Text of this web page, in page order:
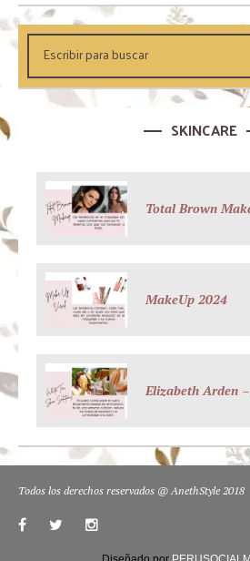
SKINCARE
Total Brown
MakeUp 2024
Elizabeth Arden
Todos los derechos reservados @ AnethStyle 2018